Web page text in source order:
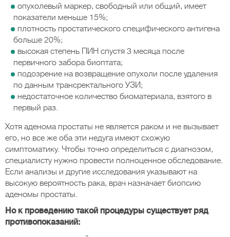
опухолевый маркер, свободный или общий, имеет
показатели меньше 15%;
плотность простатического специфического антигена
больше 20%;
высокая степень ПИН спустя 3 месяца после
первичного забора биоптата;
подозрение на возвращение опухоли после удаления
по данным трансректального УЗИ;
недостаточное количество биоматериала, взятого в
первый раз.
Хотя аденома простаты не является раком и не вызывает
его, но все же оба эти недуга имеют схожую
симптоматику. Чтобы точно определиться с диагнозом,
специалисту нужно провести полноценное обследование.
Если анализы и другие исследования указывают на
высокую вероятность рака, врач назначает биопсию
аденомы простаты.
Но к проведению такой процедуры существует ряд
противопоказаний: